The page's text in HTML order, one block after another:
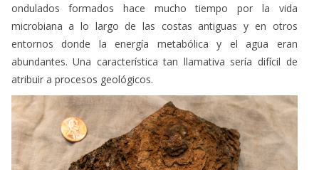
ondulados formados hace mucho tiempo por la vida
microbiana a lo largo de las costas antiguas y en otros
entornos donde la energía metabólica y el agua eran
abundantes. Una característica tan llamativa sería difícil de
atribuir a procesos geológicos.